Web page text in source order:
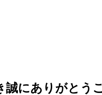
にありがとう